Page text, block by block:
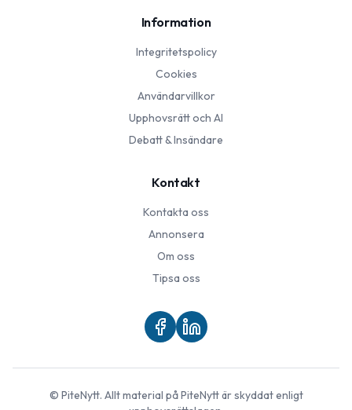
Information
Integritetspolicy
Cookies
Användarvillkor
Upphovsrätt och AI
Debatt & Insändare
Kontakt
Kontakta oss
Annonsera
Om oss
Tipsa oss
© PiteNytt. Allt material påPiteNyttär skyddat enligt